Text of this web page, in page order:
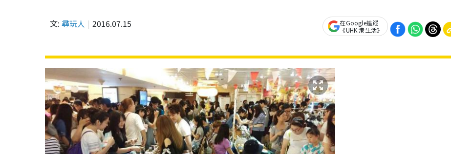
文: 尋玩人 2016.07.15
在Google追蹤
《UHK 港生活》